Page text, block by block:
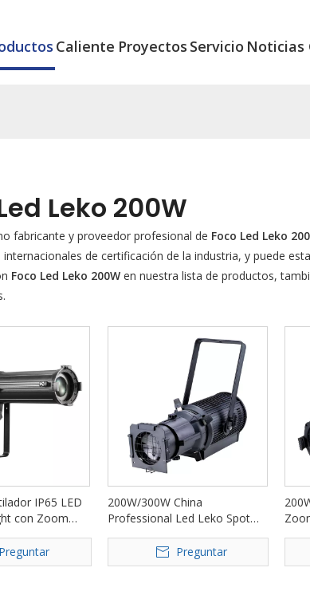
Caliente Proyectos Servicio Noticias
Leko 200W
fabricante y proveedor profesional de Foco Led Leko
de certificación de la industria, y puede
Foco Led Leko 200W en nuestra lista de productos,
IP65 LED
con Zoom
Preguntar
200W/300W China
Professional Led Leko Spot
Preguntar